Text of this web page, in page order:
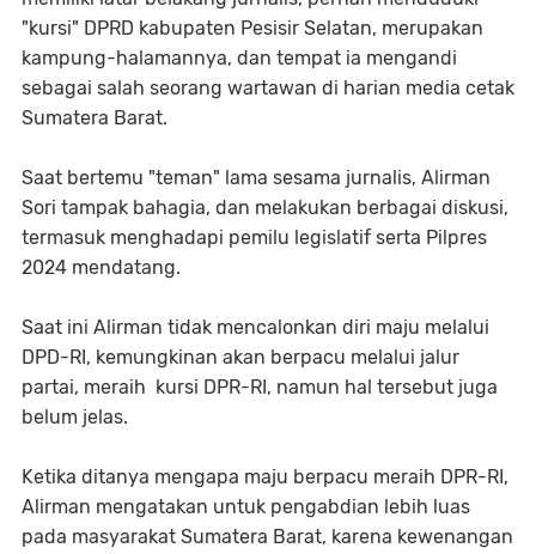
"kursi" DPRD kabupaten Pesisir Selatan, merupakan
kampung-halamannya, dan tempat ia mengandi
sebagai salah seorang wartawan di harian media cetak
Sumatera Barat.
Saat bertemu "teman" lama sesama jurnalis, Alirman
Sori tampak bahagia, dan melakukan berbagai diskusi,
termasuk menghadapi pemilu legislatif serta Pilpres
2024 mendatang.
Saat ini Alirman tidak mencalonkan diri maju melalui
DPD-RI, kemungkinan akan berpacu melalui jalur
partai, meraih kursi DPR-RI, namun hal tersebut juga
belum jelas.
Ketika ditanya mengapa maju berpacu meraih DPR-RI,
Alirman mengatakan untuk pengabdian lebih luas
pada masyarakat Sumatera Barat, karena kewenangan